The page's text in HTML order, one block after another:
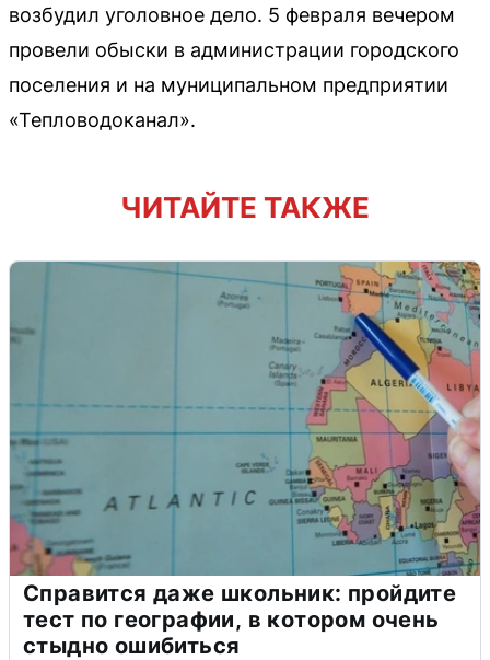
возбудил уголовное дело. 5 февраля вечером
провели обыски в администрации городского
поселения и на муниципальном предприятии
«Тепловодоканал».
ЧИТАЙТЕ ТАКЖЕ
Справится даже школьник: пройдите
тест по географии, в котором очень
стыдно ошибиться